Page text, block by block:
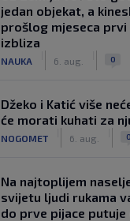
jedan objekat, a
prošlog mjeseca
izbliza
NAUKA 6. aug. 0
Džeko i Katić više
će morati kuhati za
NOGOMET 6. aug. 0
Na najtoplijem
svijetu ljudi rukama
do prve pijace putuje